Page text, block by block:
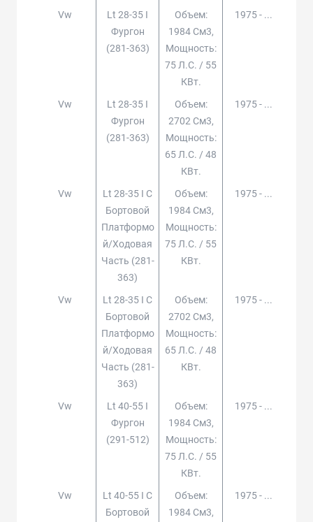
Vw
Lt 28-35 I
Фургон
(281-363)
Объем:
1984 См3,
Мощность:
75 Л.с. / 55
КВт.
1975 - ...
Vw
Lt 28-35 I
Фургон
(281-363)
Объем:
2702 См3,
Мощность:
65 Л.с. / 48
КВт.
1975 - ...
Vw
Lt 28-35 I C
Бортовой
Платформо
Й/ходовая
Часть (281-
363)
Объем:
1984 См3,
Мощность:
75 Л.с. / 55
КВт.
1975 - ...
Vw
Lt 28-35 I C
Бортовой
Платформо
Й/ходовая
Часть (281-
363)
Объем:
2702 См3,
Мощность:
65 Л.с. / 48
КВт.
1975 - ...
Vw
Lt 40-55 I
Фургон
(291-512)
Объем:
1984 См3,
Мощность:
75 Л.с. / 55
КВт.
1975 - ...
Vw
Lt 40-55 I C
Бортовой
Объем:
1984 См3,
1975 - ...